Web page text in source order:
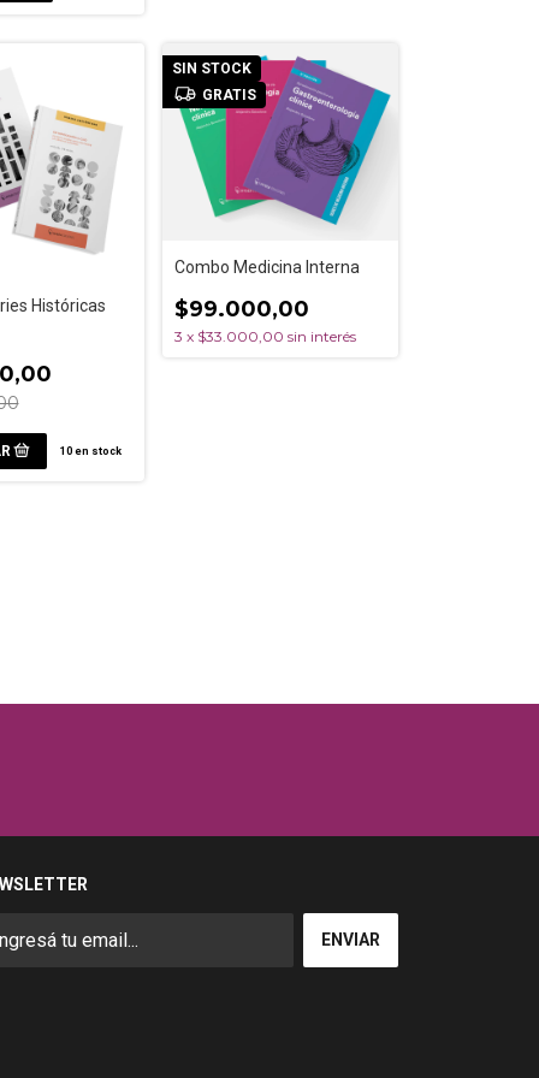
Históricas
10 en stock
SIN STOCK
GRATIS
Combo Medicina Interna
$99.000,00
3 x $33.000,00 sin interés